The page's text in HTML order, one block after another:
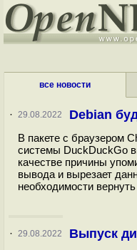
все новости
· 29.08.2022 Debian
В пакете с браузером
системы DuckDuckGo
качестве причины
вывода и вырезает
необходимости
· 29.08.2022 Выпуск